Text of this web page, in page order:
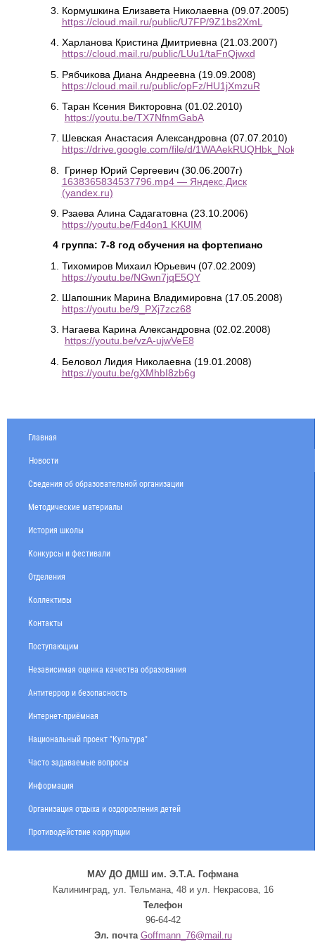
Кормушкина Елизавета Николаевна (09.07.2005)
https://cloud.mail.ru/public/U7FP/9Z1bs2XmL
Харланова Кристина Дмитриевна (21.03.2007)
https://cloud.mail.ru/public/LUu1/taFnQjwxd
Рябчикова Диана Андреевна (19.09.2008)
https://cloud.mail.ru/public/opFz/HU1jXmzuR
Таран Ксения Викторовна (01.02.2010)
https://youtu.be/TX7NfnmGabA
Шевская Анастасия Александровна (07.07.2010)
https://drive.google.com/file/d/
Гринер Юрий Сергеевич (30.06.2007г)
1638365834537796.mp4 — Яндекс.Диск
(yandex.ru)
Рзаева Алина Садагатовна (23.10.2006)
https://youtu.be/Fd4on1 KKUIM
4 группа: 7-8 год обучения на фортепиано
Тихомиров Михаил Юрьевич (07.02.2009)
https://youtu.be/NGwn7jqE5QY
Шапошник Марина Владимировна (17.05.2008)
https://youtu.be/9_PXj7zcz68
Нагаева Карина Александровна (02.02.2008)
https://youtu.be/vzA-ujwVeE8
Беловол Лидия Николаевна (19.01.2008)
https://youtu.be/gXMhbI8zb6g
Главная
Новости
Сведения об образовательной организации
Методические материалы
История школы
Конкурсы и фестивали
Отделения
Коллективы
Контакты
Поступающим
Независимая оценка качества образования
Антитеррор и безопасность
Интернет-приёмная
Национальный проект "Культура"
Часто задаваемые вопросы
Информация
Организация отдыха и оздоровления детей
Противодействие коррупции
МАУ ДО ДМШ им. Э.Т.А. Гофмана
Калининград, ул. Тельмана, 48 и ул. Некрасова, 16
Телефон
96-64-42
Эл. почта Goffmann_76@mail.ru